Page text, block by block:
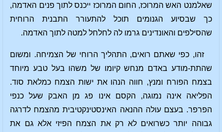
שאלמנט האש המרוכז, החום המרוכז ייכנס לתוך פנים האדמה,
כך שבסיוע הגנומים תוכל להתעורר התבנית הרוחית
שהסילפים והאונדינים גרמו לה לחלחל למטה לתוך האדמה.
זהו, כפי שאתם רואים, התהליך הרוחי של הצמיחה. ומשום
שהתת-מודע באדם מנחש קיומו של משהו בעל טבע מיוחד
בצמח הפורח ומנץ, חווה הנהו את ישות הצמח כמלאת סוד.
הפליאה אינה נמוגה, הקסם אינו פג מן האבק שעל כנפי
הפרפר. בעצם עולה ההנאה האינסטינקטיבית מהצמח לדרגה
גבוהה יותר כשרואים לא רק את הצמח הפיזי אלא גם את